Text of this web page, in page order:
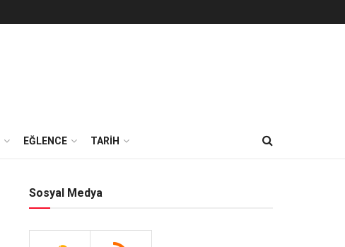
EĞLENCE TARİH
Sosyal Medya